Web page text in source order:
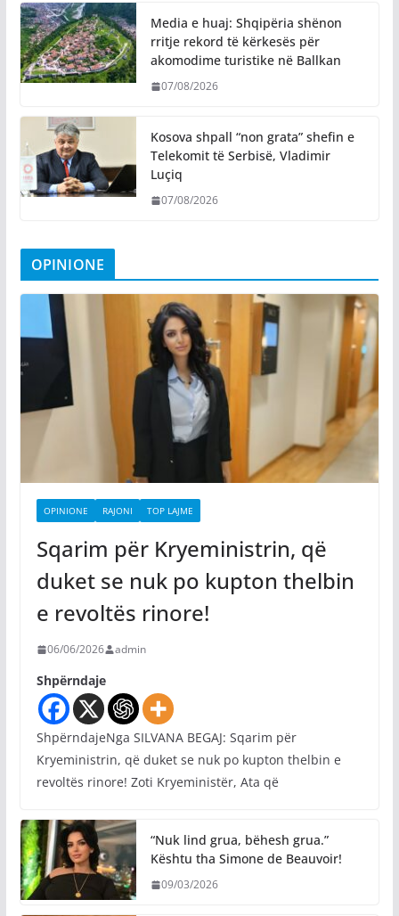
Media e huaj: Shqipëria shënon
rritje rekord të kërkesës për
akomodime turistike në Ballkan
07/08/2026
Kosova shpall “non grata” shefin e
Telekomit të Serbisë, Vladimir
Luçiq
07/08/2026
OPINIONE
OPINIONE RAJONI TOP LAJME
Sqarim për Kryeministrin, që
duket se nuk po kupton thelbin
e revoltës rinore!
06/06/2026 admin
Shpërndaje
ShpërndajeNga SILVANA BEGAJ: Sqarim për
Kryeministrin, që duket se nuk po kupton thelbin e
revoltës rinore! Zoti Kryeministër, Ata që
“Nuk lind grua, bëhesh grua.”
Kështu tha Simone de Beauvoir!
09/03/2026